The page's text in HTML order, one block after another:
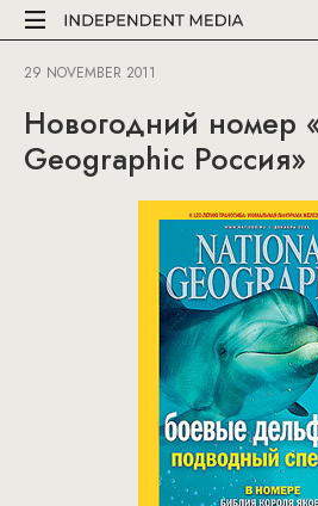
29 NOVEMBER 2011
Новогодний номер
Geographic Россия»